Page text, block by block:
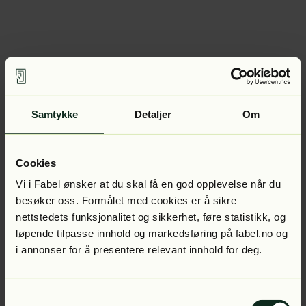
Samtykke Detaljer Om
Cookies
Vi i Fabel ønsker at du skal få en god opplevelse når du
besøker oss. Formålet med cookies er å sikre
nettstedets funksjonalitet og sikkerhet, føre statistikk, og
løpende tilpasse innhold og markedsføring på fabel.no og
i annonser for å presentere relevant innhold for deg.